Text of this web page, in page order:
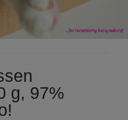
g, 97%